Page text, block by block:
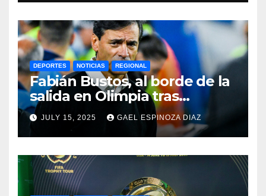
DEPORTES NOTICIAS REGIONAL
Fabián Bustos, al borde de la
salida en Olimpia tras
dolorosa derrota en
Paraguay
JULY 15, 2025 GAEL ESPINOZA DIAZ